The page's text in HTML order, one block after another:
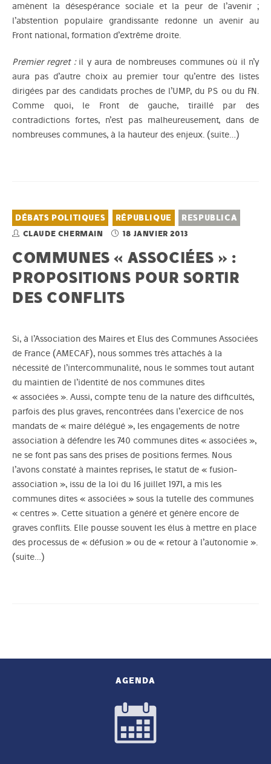
amènent la désespérance sociale et la peur de l’avenir ;
l’abstention populaire grandissante redonne un avenir au
Front national, formation d’extrême droite.
Premier regret :il y aura de nombreuses communes où il n’y
aura pas d’autre choix au premier tour qu’entre des listes
dirigées par des candidats proches de l’UMP, du PS ou du FN.
Comme quoi, le Front de gauche, tiraillé par des
contradictions fortes, n’est pas malheureusement, dans de
nombreuses communes, à la hauteur des enjeux. (suite…)
DÉBATS POLITIQUES RÉPUBLIQUE RESPUBLICA
CLAUDE CHERMAIN 18 JANVIER 2013
COMMUNES « ASSOCIÉES » :
PROPOSITIONS POUR SORTIR
DES CONFLITS
Si, à l’Association des Maires et Elus des Communes Associées
de France (AMECAF), nous sommes très attachés à la
nécessité de l’intercommunalité, nous le sommes tout autant
du maintien de l’identité de nos communes dites
« associées ». Aussi, compte tenu de la nature des difficultés,
parfois des plus graves, rencontrées dans l’exercice de nos
mandats de « maire délégué », les engagements de notre
association à défendre les 740 communes dites « associées »,
ne se font pas sans des prises de positions fermes. Nous
l’avons constaté à maintes reprises, le statut de « fusion-
association », issu de la loi du 16 juillet 1971, a mis les
communes dites « associées » sous la tutelle des communes
« centres ». Cette situation a généré et génère encore de
graves conflits. Elle pousse souvent les élus à mettre en place
des processus de « défusion » ou de « retour à l’autonomie ».
(suite…)
AGENDA